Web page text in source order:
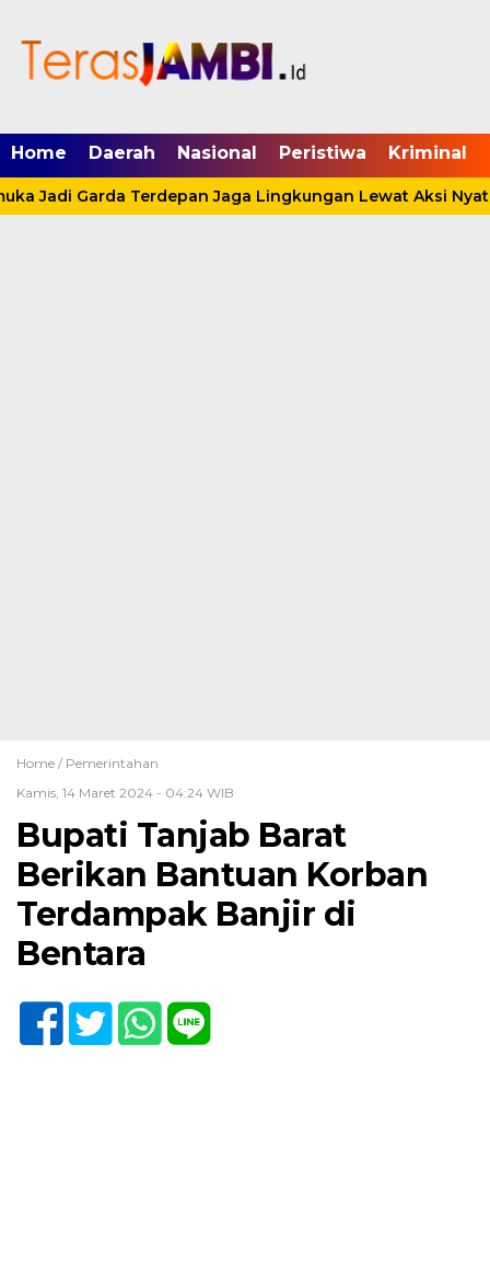
Home Daerah Nasional Peristiwa Kriminal
Jadi Garda Terdepan Jaga Lingkungan Lewat Aksi Nyata
Home / Pemerintahan
Kamis, 14 Maret 2024 - 04:24 WIB
Bupati Tanjab Barat
Berikan Bantuan Korban
Terdampak Banjir di
Bentara